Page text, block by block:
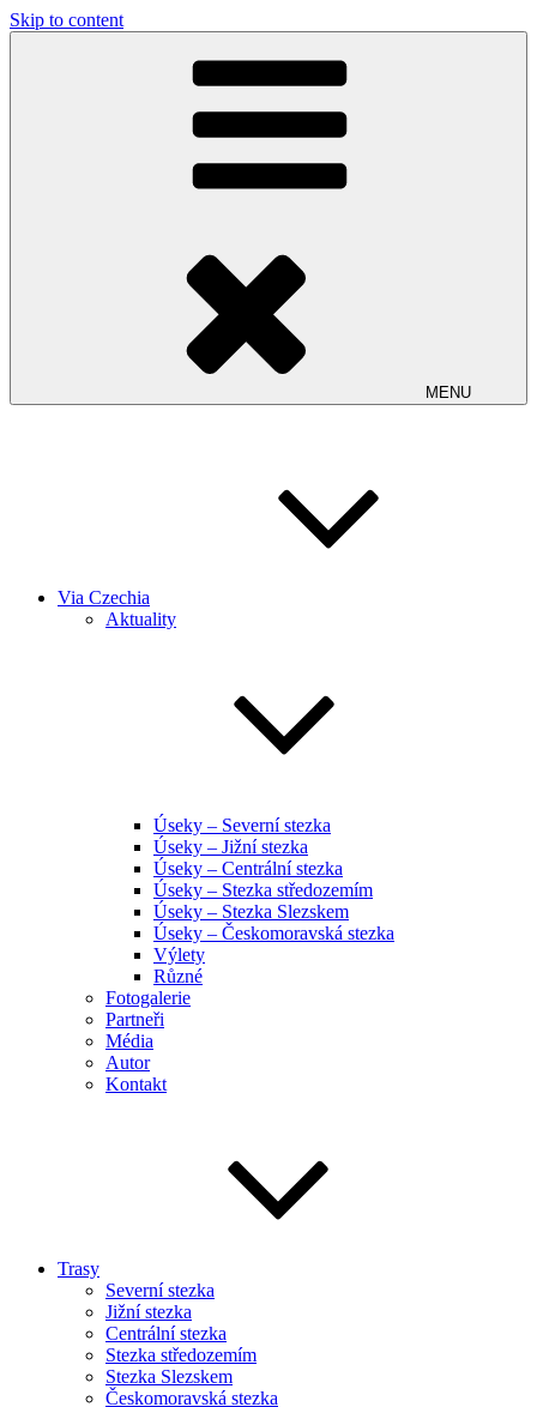
Skip to content
MENU
Via Czechia
Aktuality
Úseky – Severní stezka
Úseky – Jižní stezka
Úseky – Centrální stezka
Úseky – Stezka středozemím
Úseky – Stezka Slezskem
Úseky – Českomoravská stezka
Výlety
Různé
Fotogalerie
Partneři
Média
Autor
Kontakt
Trasy
Severní stezka
Jižní stezka
Centrální stezka
Stezka středozemím
Stezka Slezskem
Českomoravská stezka